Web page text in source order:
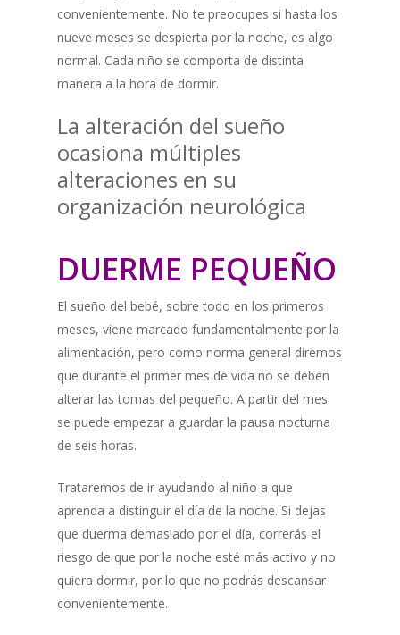
convenientemente. No te preocupes si hasta los
nueve meses se despierta por la noche, es algo
normal. Cada niño se comporta de distinta
manera a la hora de dormir.
La alteración del sueño
ocasiona múltiples
alteraciones en su
organización neurológica
DUERME PEQUEÑO
El sueño del bebé, sobre todo en los primeros
meses, viene marcado fundamentalmente por la
alimentación, pero como norma general diremos
que durante el primer mes de vida no se deben
alterar las tomas del pequeño. A partir del mes
se puede empezar a guardar la pausa nocturna
de seis horas.
Trataremos de ir ayudando al niño a que
aprenda a distinguir el día de la noche. Si dejas
que duerma demasiado por el día, correrás el
riesgo de que por la noche esté más activo y no
quiera dormir, por lo que no podrás descansar
convenientemente.